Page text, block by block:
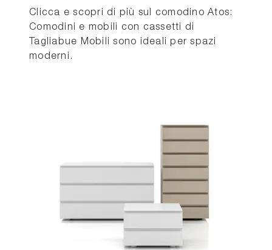
Clicca e scopri di più sul comodino Atos:
Comodini e mobili con cassetti di
Tagliabue Mobili sono ideali per spazi
moderni.